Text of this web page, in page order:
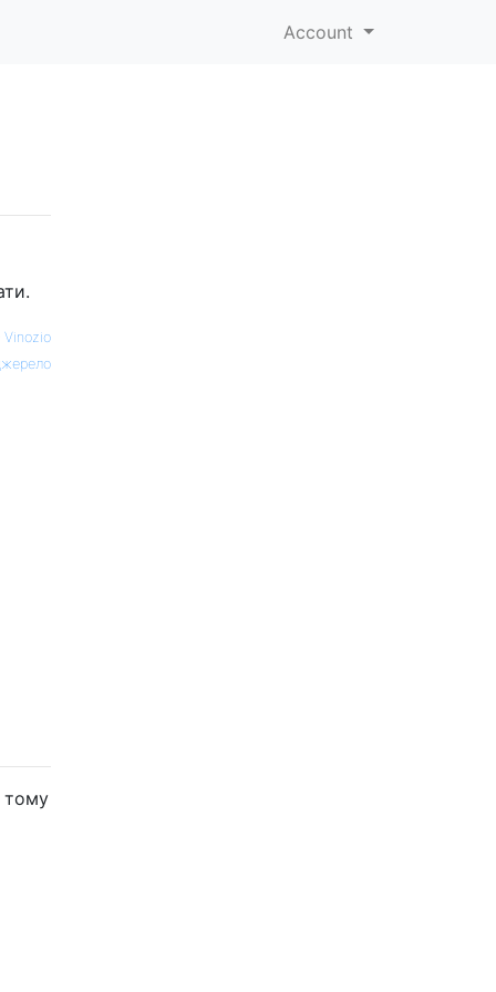
Account
Vinozio
тому